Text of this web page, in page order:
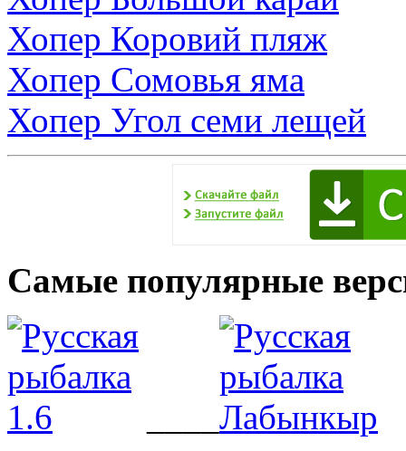
Хопер Коровий пляж
Хопер Сомовья яма
Хопер Угол семи лещей
Самые популярные